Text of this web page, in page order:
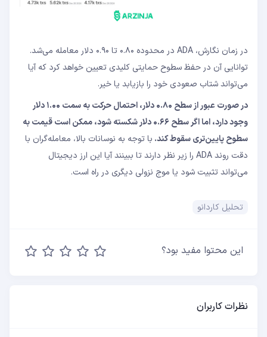
در زمان نگارش، ADA در محدوده ۰.۸۰ تا ۰.۹۰ دلار معامله می‌شد.
توانایی آن در حفظ سطوح حمایتی کلیدی تعیین خواهد کرد که آیا
می‌تواند شتاب صعودی خود را بازیابد یا خیر.
در صورت عبور از سطح ۰.۸۰دلار، احتمال حرکت به سمت ۱.۰۰دلار
وجود دارد، اما اگر سطح ۰.۶۶دلار شکسته شود، ممکن است قیمت به
سطوح پایین‌تری سقوط کند. با توجه به نوسانات بالا، معامله‌گران با
دقت روند ADA را زیر نظر دارند تا ببینند آیا این ارز دیجیتال
می‌تواند تثبیت شود یا موج نزولی دیگری در راه است.
تحلیل کاردانو
این محتوا مفید بود؟
نظرات کاربران